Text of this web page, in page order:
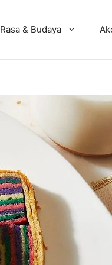
Rasa & Budaya